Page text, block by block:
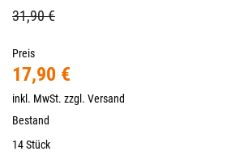
31,90 €
Preis
17,90 €
inkl. MwSt. zzgl. Versand
Bestand
14 Stück